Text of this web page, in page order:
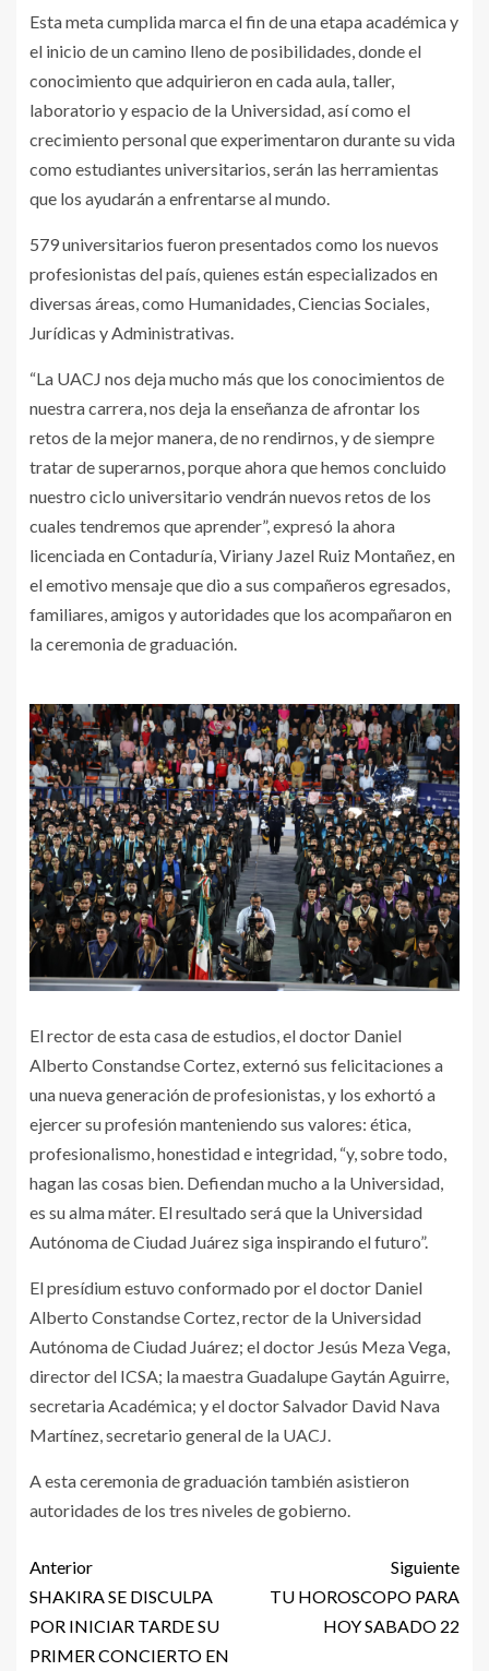
Esta meta cumplida marca el fin de una etapa académica y
el inicio de un camino lleno de posibilidades, donde el
conocimiento que adquirieron en cada aula, taller,
laboratorio y espacio de la Universidad, así como el
crecimiento personal que experimentaron durante su vida
como estudiantes universitarios, serán las herramientas
que los ayudarán a enfrentarse al mundo.
579 universitarios fueron presentados como los nuevos
profesionistas del país, quienes están especializados en
diversas áreas, como Humanidades, Ciencias Sociales,
Jurídicas y Administrativas.
“La UACJ nos deja mucho más que los conocimientos de
nuestra carrera, nos deja la enseñanza de afrontar los
retos de la mejor manera, de no rendirnos, y de siempre
tratar de superarnos, porque ahora que hemos concluido
nuestro ciclo universitario vendrán nuevos retos de los
cuales tendremos que aprender”, expresó la ahora
licenciada en Contaduría, Viriany Jazel Ruiz Montañez, en
el emotivo mensaje que dio a sus compañeros egresados,
familiares, amigos y autoridades que los acompañaron en
la ceremonia de graduación.
El rector de esta casa de estudios, el doctor Daniel
Alberto Constandse Cortez, externó sus felicitaciones a
una nueva generación de profesionistas, y los exhortó a
ejercer su profesión manteniendo sus valores: ética,
profesionalismo, honestidad e integridad, “y, sobre todo,
hagan las cosas bien. Defiendan mucho a la Universidad,
es su alma máter. El resultado será que la Universidad
Autónoma de Ciudad Juárez siga inspirando el futuro”.
El presídium estuvo conformado por el doctor Daniel
Alberto Constandse Cortez, rector de la Universidad
Autónoma de Ciudad Juárez; el doctor Jesús Meza Vega,
director del ICSA; la maestra Guadalupe Gaytán Aguirre,
secretaria Académica; y el doctor Salvador David Nava
Martínez, secretario general de la UACJ.
A esta ceremonia de graduación también asistieron
autoridades de los tres niveles de gobierno.
Anterior
SHAKIRA SE DISCULPA
POR INICIAR TARDE SU
PRIMER CONCIERTO EN
Siguiente
TU HOROSCOPO PARA
HOY SABADO 22